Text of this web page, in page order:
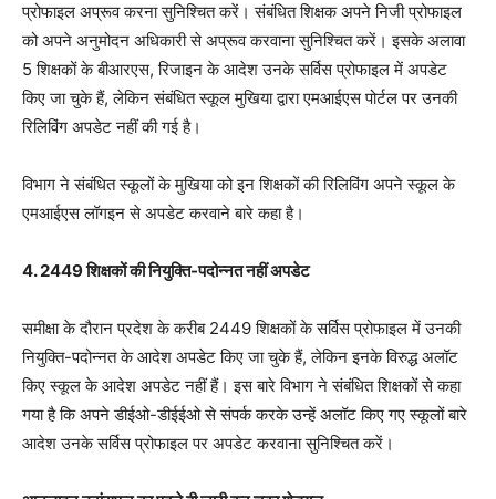
प्रोफाइल अप्रूव करना सुनिश्चित करें। संबंधित शिक्षक अपने निजी प्रोफाइल
को अपने अनुमोदन अधिकारी से अप्रूव करवाना सुनिश्चित करें। इसके अलावा
5 शिक्षकों के बीआरएस, रिजाइन के आदेश उनके सर्विस प्रोफाइल में अपडेट
किए जा चुके हैं, लेकिन संबंधित स्कूल मुखिया द्वारा एमआईएस पोर्टल पर उनकी
रिलिविंग अपडेट नहीं की गई है।
विभाग ने संबंधित स्कूलों के मुखिया को इन शिक्षकों की रिलिविंग अपने स्कूल के
एमआईएस लॉगइन से अपडेट करवाने बारे कहा है।
4. 2449 शिक्षकों की नियुक्ति-पदोन्नत नहीं अपडेट
समीक्षा के दौरान प्रदेश के करीब 2449 शिक्षकों के सर्विस प्रोफाइल में उनकी
नियुक्ति-पदोन्नत के आदेश अपडेट किए जा चुके हैं, लेकिन इनके विरुद्ध अलॉट
किए स्कूल के आदेश अपडेट नहीं हैं। इस बारे विभाग ने संबंधित शिक्षकों से कहा
गया है कि अपने डीईओ-डीईईओ से संपर्क करके उन्हें अलॉट किए गए स्कूलों बारे
आदेश उनके सर्विस प्रोफाइल पर अपडेट करवाना सुनिश्चित करें।